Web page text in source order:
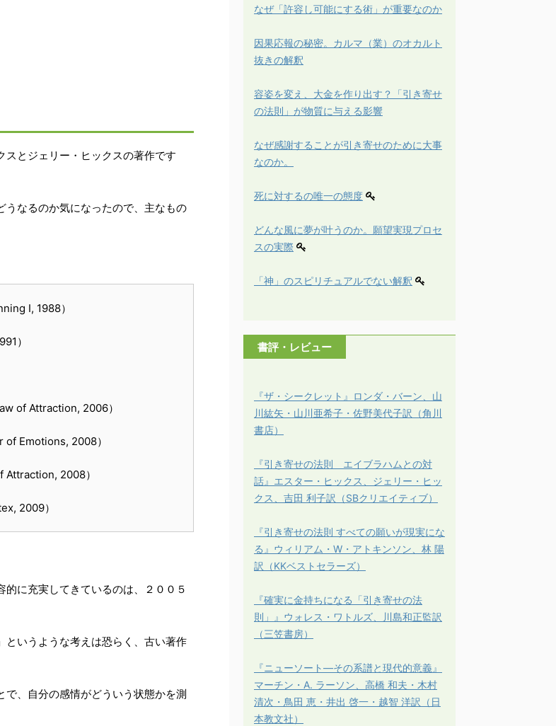
スとジェリー・ヒックスの著作です
なるのか気になったので、主なもの
I, 1988）
）
of Attraction, 2006）
of Emotions, 2008）
Attraction, 2008）
2009）
に充実してきているのは、２００５
というような考えは恐らく、古い著作
で、自分の感情がどういう状態かを測
なぜ「許容し可能にする術」が重要なのか
因果応報の秘密。カルマ（業）のオカルト
抜きの解釈
容姿を変え、大金を作り出す？「引き寄せ
の法則」が物質に与える影響
なぜ感謝することが引き寄せのために大事
なのか。
死に対するの唯一の態度
どんな風に夢が叶うのか。願望実現プロセ
スの実際
「神」のスピリチュアルでない解釈
書評・レビュー
『ザ・シークレット』ロンダ・バーン、山
川紘矢・山川亜希子・佐野美代子訳（角川
書店）
『引き寄せの法則 エイブラハムとの対
話』エスター・ヒックス、ジェリー・ヒッ
クス、吉田 利子訳（SBクリエイティブ）
『引き寄せの法則 すべての願いが現実にな
る』ウィリアム・W・アトキンソン、林 陽
訳（KKベストセラーズ）
『確実に金持ちになる「引き寄せの法
則」』ウォレス・ワトルズ、川島和正監訳
（三笠書房）
『ニューソート―その系譜と現代的意義』
マーチン・A. ラーソン、高橋 和夫・木村
清次・鳥田 恵・井出 啓一・越智 洋訳（日
本教文社）